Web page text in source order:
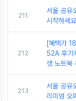
211
서울 공유
시작하세요
212
[혜택가
52A 후기
생 노트북
213
서울 공유
리미엄 오